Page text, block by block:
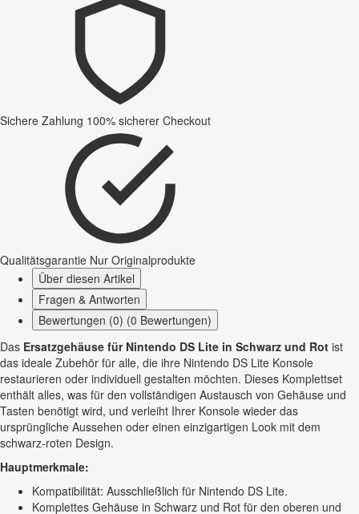
Sichere Zahlung 100% sicherer Checkout
Qualitätsgarantie Nur Originalprodukte
Über diesen Artikel
Fragen & Antworten
Bewertungen (0) (0 Bewertungen)
Das Ersatzgehäuse für Nintendo DS Lite in Schwarz und Rot ist
das ideale Zubehör für alle, die ihre Nintendo DS Lite Konsole
restaurieren oder individuell gestalten möchten. Dieses Komplettset
enthält alles, was für den vollständigen Austausch von Gehäuse und
Tasten benötigt wird, und verleiht Ihrer Konsole wieder das
ursprüngliche Aussehen oder einen einzigartigen Look mit dem
schwarz-roten Design.
Hauptmerkmale:
Kompatibilität: Ausschließlich für Nintendo DS Lite.
Komplettes Gehäuse in Schwarz und Rot für den oberen und